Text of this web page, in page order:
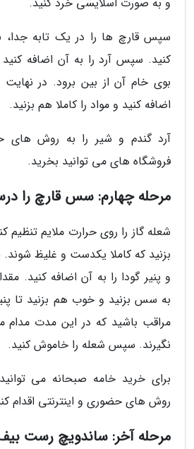
سپس قارچ ها را در یک تابه جدا،
کنید. سپس آرد را به آن اضافه
بوی خام آن از بین برود. در نهایت
اضافه کنید و مواد را کاملا هم بزنید.
آرد گندم و شیر را به روش های
فروشگاه های می توانید بخرید.
مرحله چهارم: سس قارچ را
شعله گاز را روی حرارت ملایم تنظیم
بزنید که کاملا یکدست و غلیظ شوند.
و پنیر گودا را به آن اضافه کنید.
به سس بزنید و خوب هم بزنید تا
مراقب باشید که در این مدت مدام
نگیرند. سپس شعله را خاموش کنید.
برای خرید خامه صبحانه می
روش های حضوری و اینترنتی اقدام
مرحله آخر: ساندویچ رست